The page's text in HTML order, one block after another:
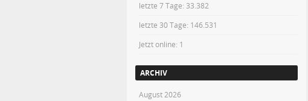
letzte 7 Tage: 33.382
letzte 30 Tage: 146.531
Jetzt online: 1
ARCHIV
August 2026